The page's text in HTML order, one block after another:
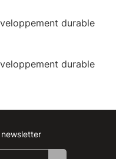
durable
durable